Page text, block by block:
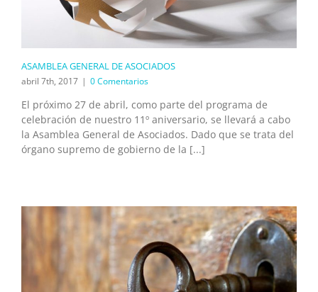
ASAMBLEA GENERAL DE ASOCIADOS
abril 7th, 2017 | 0 Comentarios
El próximo 27 de abril, como parte del programa de
celebración de nuestro 11º aniversario, se llevará a cabo
la Asamblea General de Asociados. Dado que se trata del
órgano supremo de gobierno de la [...]